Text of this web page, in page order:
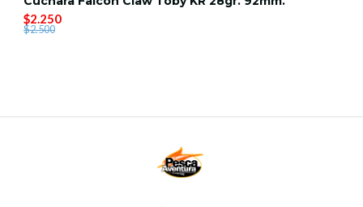
$2.250
$2.500